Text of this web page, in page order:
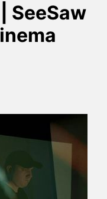
SeeSaw